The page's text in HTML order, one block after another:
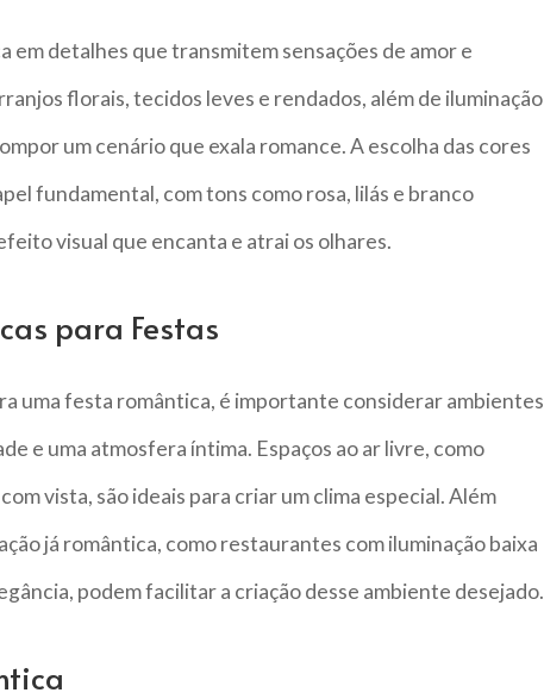
em detalhes que transmitem sensações de amor e
florais, tecidos leves e rendados, além de iluminação
um cenário que exala romance. A escolha das cores
fundamental, com tons como rosa, lilás e branco
visual que encanta e atrai os olhares.
para Festas
uma festa romântica, é importante considerar ambientes
e uma atmosfera íntima. Espaços ao ar livre, como
vista, são ideais para criar um clima especial. Além
já romântica, como restaurantes com iluminação baixa
podem facilitar a criação desse ambiente desejado.